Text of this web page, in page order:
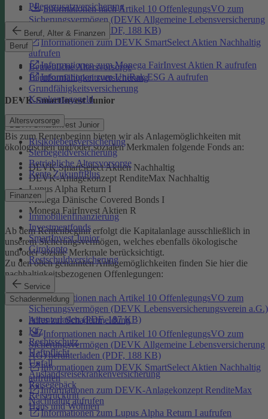
Pflegezusatzversicherung
Beruf, Alter & Finanzen
Beruf
Betriebliche Altersvorsorge
Berufsunfähigkeitsversicherung
Grundfähigkeitsversicherung
Krankentagegeld
Altersvorsorge
Risikolebensversicherung
Sterbegeldversicherung
Betriebliche Altersvorsorge
Rente ZukunftPlus
Finanzen
Immobilienfinanzierung
Investmentfonds
SmartInvest Junior
Girokonto
Restschuldversicherung
Service
Schadenmeldung
Alles zur Schadenmeldung
Kfz
Rechtsschutz
Haftpflicht
Unfall
Auslandsreisekrankenversicherung
Reisegepäck
Reiserücktritt
Haus und Wohnen
Informationen nach Artikel 10 OffenlegungsVO zum
Sicherungsvermögen (DEVK Allgemeine Lebensversicherung
AG) herunterladen (PDF, 188 KB)
Informationen zum DEVK SmartSelect Aktien Nachhaltig
aufrufen
Informationen zum Monega FairInvest Aktien R aufrufen
Informationen zum UniRak ESG A aufrufen
DEVK-SmartInvest Junior
DEVK-SmartInvest Junior
Bis zum Rentenbeginn bieten wir als Anlagemöglichkeiten mit
ökologischen und/oder sozialen Merkmalen folgende Fonds an:
DEVK SmartSelect Aktien Nachhaltig
DEVK-Anlagekonzept RenditeMax Nachhaltig
Lupus Alpha Return I
Monega Dänische Covered Bonds I
Monega FairInvest Aktien R
Ab dem Rentenbeginn erfolgt die Kapitalanlage ausschließlich in
unserem Sicherungsvermögen, welches ebenfalls ökologische
und/oder soziale Merkmale berücksichtigt.
Zu den oben genannten Anlagemöglichkeiten finden Sie hier die
nachhaltigkeitsbezogenen Offenlegungen:
Informationen nach Artikel 10 OffenlegungsVO zum
Sicherungsvermögen (DEVK Lebensversicherungsverein a.G.)
herunterladen (PDF, 187 KB)
Informationen nach Artikel 10 OffenlegungsVO zum
Sicherungsvermögen (DEVK Allgemeine Lebensversicherung
AG) herunterladen (PDF, 188 KB)
Informationen zum DEVK SmartSelect Aktien Nachhaltig
aufrufen
Informationen zum DEVK-Anlagekonzept RenditeMax
Nachhaltig aufrufen
Informationen zum Lupus Alpha Return I aufrufen